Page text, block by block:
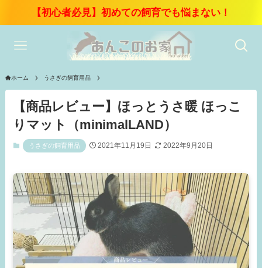
【初心者必見】初めての飼育でも悩まない！
ホーム うさぎの飼育用品
【商品レビュー】ほっとうさ暖 ほっこ
りマット（minimalLAND）
うさぎの飼育用品 2021年11月19日 2022年9月20日